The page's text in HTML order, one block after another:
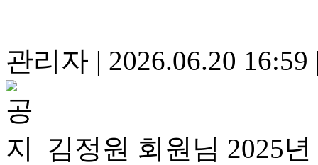
관리자 | 2026.06.20 16:59
김정원 회원님 2025